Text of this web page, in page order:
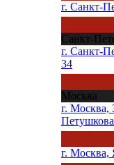
г. Санкт-
Санкт-
г. Санкт-
34
Москва
г.
г. Москва,